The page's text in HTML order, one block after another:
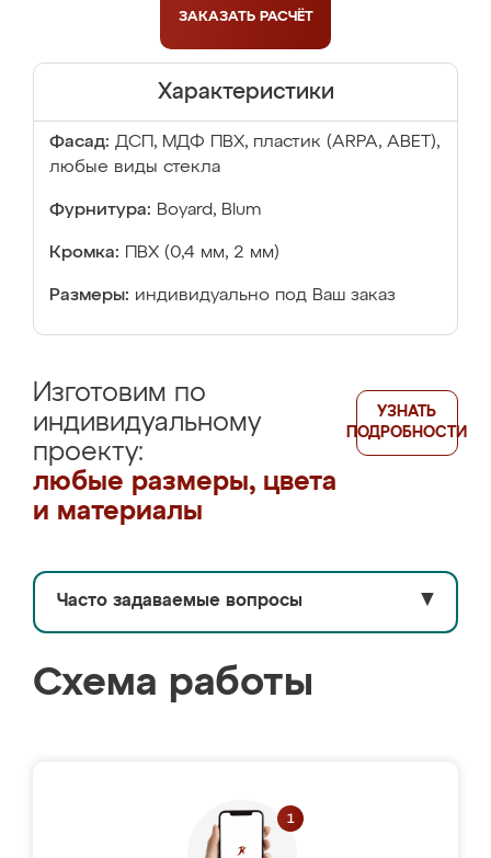
ЗАКАЗАТЬ РАСЧЁТ
Характеристики
Фасад: ДСП, МДФ ПВХ, пластик (ARPA, ABET),
любые виды стекла
Фурнитура: Boyard, Blum
Кромка: ПВХ (0,4 мм, 2 мм)
Размеры: индивидуально под Ваш заказ
Изготовим по
индивидуальному
проекту:
любые размеры, цвета
и материалы
УЗНАТЬ
ПОДРОБНОСТИ
Часто задаваемые вопросы ▼
Схема работы